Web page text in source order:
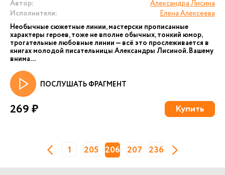
Автор:
Александра Лисина
Исполнители:
Елена Алексеева
Необычные сюжетные линии, мастерски прописанные
характеры героев, тоже не вполне обычных, тонкий юмор,
трогательные любовные линии — всё это прослеживается в
книгах молодой писательницы Александры Лисиной. Вашему
внима...
ПОСЛУШАТЬ ФРАГМЕНТ
269 ₽ Купить
1 205 206 207 236